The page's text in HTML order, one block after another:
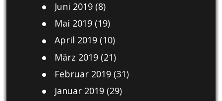
Juni 2019(8)
Mai 2019(19)
April 2019(10)
März 2019(21)
Februar 2019(31)
Januar 2019(29)